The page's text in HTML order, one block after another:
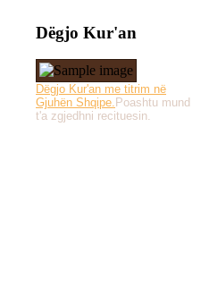
Dëgjo Kur'an
Dëgjo Kur'an me titrim në
Gjuhën Shqipe. Poashtu mund
t'a zgjedhni recituesin.